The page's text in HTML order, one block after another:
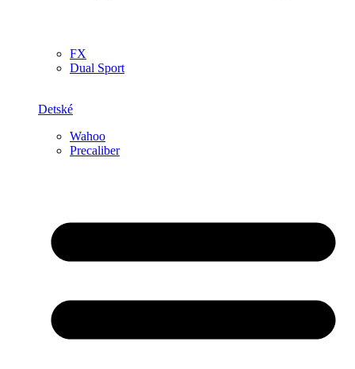
FX
Dual Sport
Detské
Wahoo
Precaliber